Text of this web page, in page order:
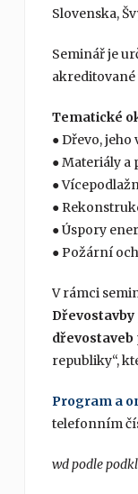
Slovenska,
Seminář je
akreditované
Tematické
● Dřevo,
● Materiály a
●
●
● Úspory
● Požární
V rámci
dřevostaveb
republiky“,
Program a
telefonním
wd podle